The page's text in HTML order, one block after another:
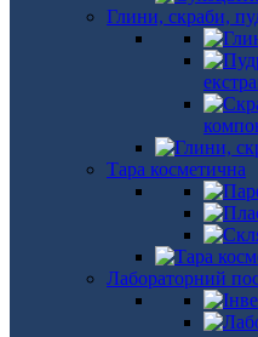
Глини, скраби,
Тара косметична
Лабораторний